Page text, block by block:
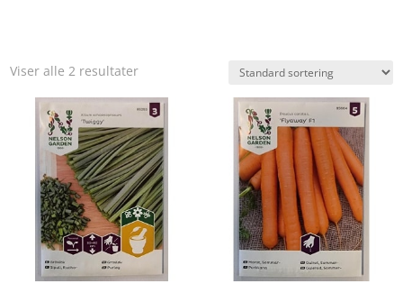
Viser alle 2 resultater